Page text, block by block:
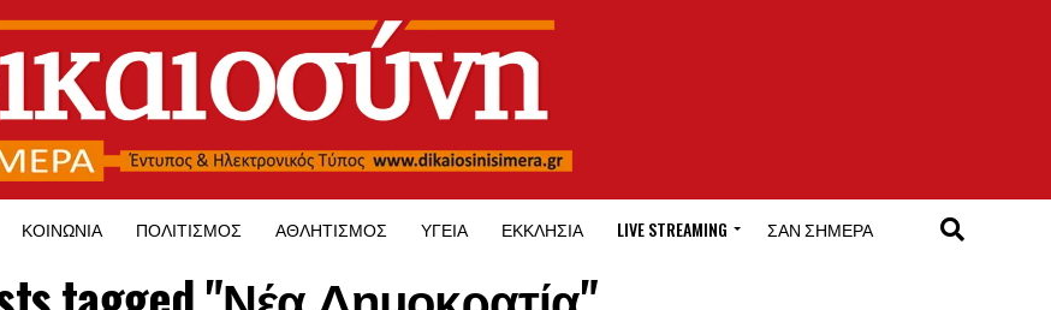
ΚΟΙΝΩΝΊΑ ΠΟΛΙΤΙΣΜΌΣ ΑΘΛΗΤΙΣΜΌΣ ΥΓΕΊΑ ΕΚΚΛΗΣΊΑ LIVE STREAMING ΣΑΝ ΣΉΜΕΡΑ